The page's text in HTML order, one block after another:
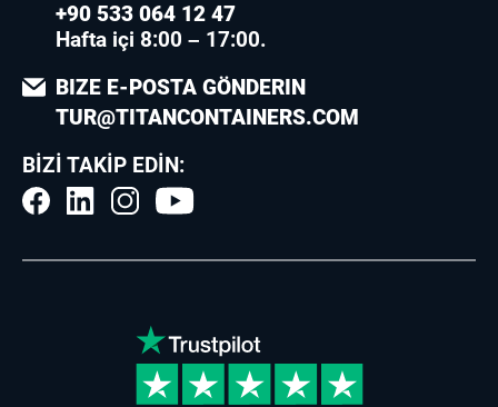
+90 533 064 12 47
Hafta içi 8:00 – 17:00.
BIZE E-POSTA GÖNDERIN
TUR@TITANCONTAINERS.COM
BIZI TAKIP EDIN: